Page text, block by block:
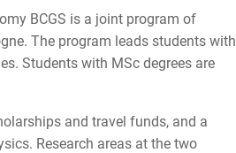
BCGS is a joint program of
The program leads students with
Students with MSc degrees are
and travel funds, and a
Research areas at the two